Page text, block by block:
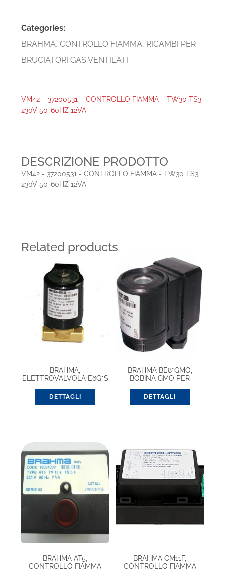
Categories:
BRAHMA,CONTROLLO FIAMMA, RICAMBI PER
BRUCIATORI GAS VENTILATI
VM42 – 37200531 – CONTROLLO FIAMMA – TW30 TS3
230V 50-60HZ 12VA
DESCRIZIONE PRODOTTO
VM42 - 37200531 - CONTROLLO FIAMMA - TW30 TS3
230V 50-60HZ 12VA
Related products
BRAHMA,
ELETTROVALVOLA E6G*S
DETTAGLI
BRAHMA BE8*GMO,
BOBINA GMO PER
DETTAGLI
BRAHMA AT5,
CONTROLLO FIAMMA
BRAHMA CM11F,
CONTROLLO FIAMMA